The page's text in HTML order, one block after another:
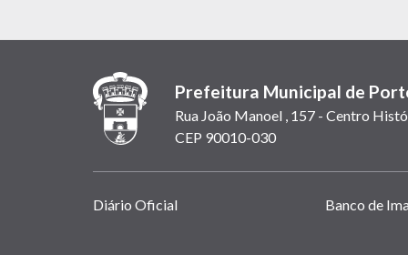
Prefeitura Municipal de
Rua João Manoel , 157 - Centro
CEP 90010-030
Links
Diário Oficial Banco de